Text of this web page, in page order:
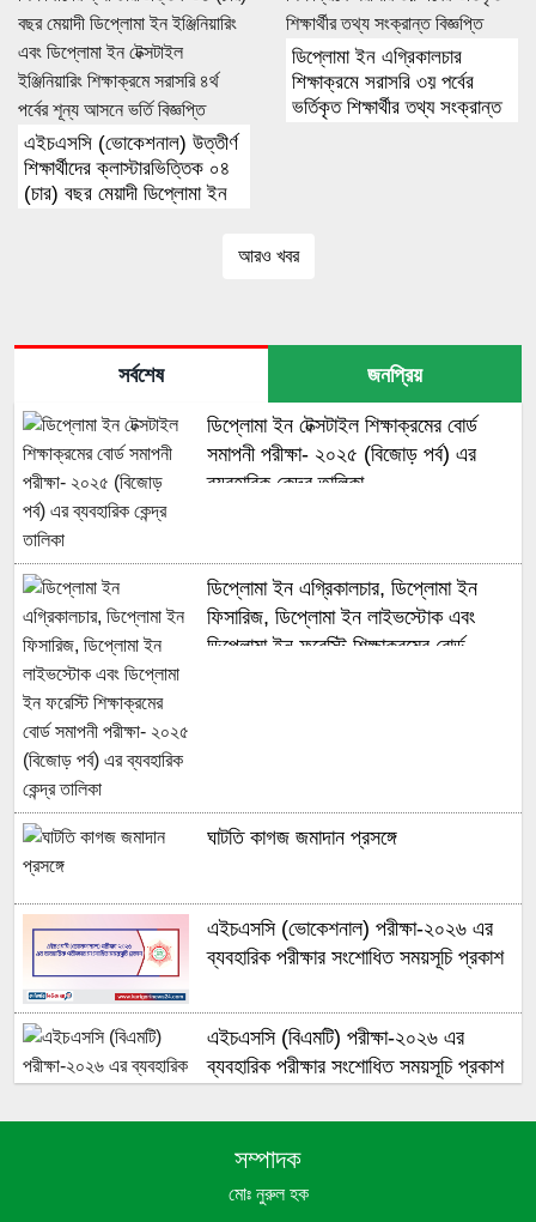
এইচএসসি (ভোকেশনাল) উত্তীর্ণ
শিক্ষার্থীদের ক্লাস্টারভিত্তিক ০৪
(চার) বছর মেয়াদী ডিপ্লোমা ইন
ডিপ্লোমা ইন এগ্রিকালচার
শিক্ষাক্রমে সরাসরি ৩য় পর্বের
ভর্তিকৃত শিক্ষার্থীর তথ্য সংক্রান্ত
আরও খবর
সর্বশেষ জনপ্রিয়
ডিপ্লোমা ইন টেক্সটাইল শিক্ষাক্রমের বোর্ড
সমাপনী পরীক্ষা- ২০২৫ (বিজোড় পর্ব) এর
ব্যবহারিক কেন্দ্র তালিকা
ডিপ্লোমা ইন এগ্রিকালচার, ডিপ্লোমা ইন
ফিসারিজ, ডিপ্লোমা ইন লাইভস্টোক এবং
ডিপ্লোমা ইন ফরেস্টি শিক্ষাক্রমের বোর্ড
ঘাটতি কাগজ জমাদান প্রসঙ্গে
এইচএসসি (ভোকেশনাল) পরীক্ষা-২০২৬ এর
ব্যবহারিক পরীক্ষার সংশোধিত সময়সূচি প্রকাশ
এইচএসসি (বিএমটি) পরীক্ষা-২০২৬ এর
ব্যবহারিক পরীক্ষার সংশোধিত সময়সূচি প্রকাশ
ডিপ্লোমা-ইন-ইঞ্জিনিয়ারিং শিক্ষাক্রমের
ব্যবহারিক পরীক্ষায় অনাভ্যন্তরীণ পরীক্ষক
সম্পাদক
মোঃ নুরুল হক